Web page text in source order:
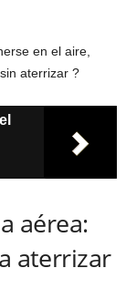
en el aire,
aterrizar ?
aérea:
aterrizar